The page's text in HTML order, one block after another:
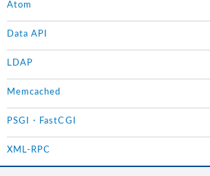
Atom
Data API
LDAP
Memcached
PSGI・FastCGI
XML-RPC